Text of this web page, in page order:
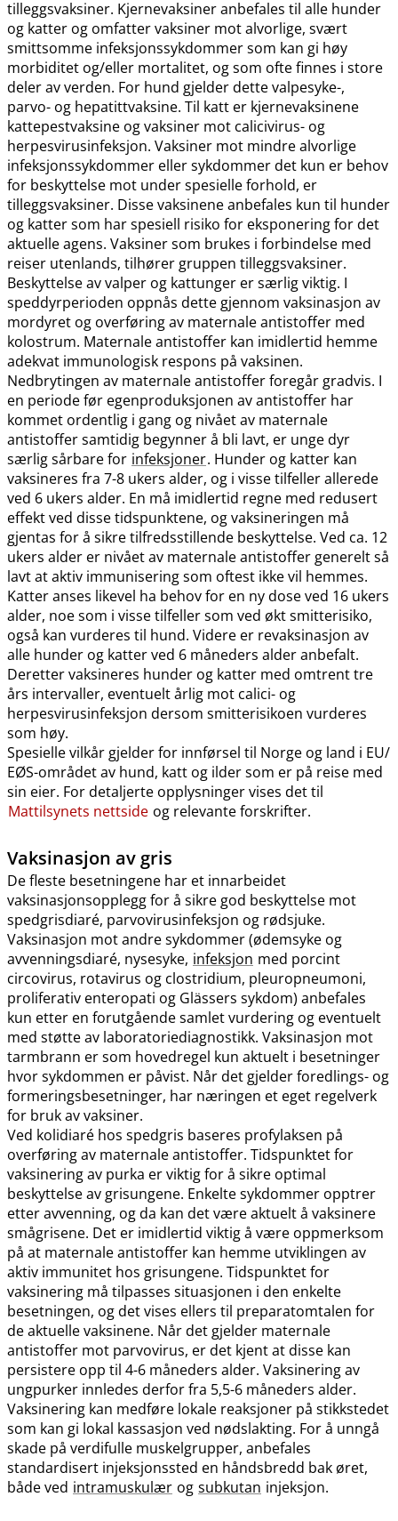
tilleggsvaksiner. Kjernevaksiner anbefales til alle hunder
og katter og omfatter vaksiner mot alvorlige, svært
smittsomme infeksjonssykdommer som kan gi høy
morbiditet og​/​eller mortalitet, og som ofte finnes i store
deler av verden. For hund gjelder dette valpesyke-,
parvo- og hepatittvaksine. Til katt er kjernevaksinene
kattepestvaksine og vaksiner mot calicivirus- og
herpesvirusinfeksjon. Vaksiner mot mindre alvorlige
infeksjonssykdommer eller sykdommer det kun er behov
for beskyttelse mot under spesielle forhold, er
tilleggsvaksiner. Disse vaksinene anbefales kun til hunder
og katter som har spesiell risiko for eksponering for det
aktuelle agens. Vaksiner som brukes i forbindelse med
reiser utenlands, tilhører gruppen tilleggsvaksiner.
Beskyttelse av valper og kattunger er særlig viktig. I
speddyrperioden oppnås dette gjennom vaksinasjon av
mordyret og overføring av maternale antistoffer med
kolostrum. Maternale antistoffer kan imidlertid hemme
adekvat immunologisk respons på vaksinen.
Nedbrytingen av maternale antistoffer foregår gradvis. I
en periode før egenproduksjonen av antistoffer har
kommet ordentlig i gang og nivået av maternale
antistoffer samtidig begynner å bli lavt, er unge dyr
særlig sårbare for infeksjoner. Hunder og katter kan
vaksineres fra 7-8 ukers alder, og i visse tilfeller allerede
ved 6 ukers alder. En må imidlertid regne med redusert
effekt ved disse tidspunktene, og vaksineringen må
gjentas for å sikre tilfredsstillende beskyttelse. Ved ca. 12
ukers alder er nivået av maternale antistoffer generelt så
lavt at aktiv immunisering som oftest ikke vil hemmes.
Katter anses likevel ha behov for en ny dose ved 16 ukers
alder, noe som i visse tilfeller som ved økt smitterisiko,
også kan vurderes til hund. Videre er revaksinasjon av
alle hunder og katter ved 6 måneders alder anbefalt.
Deretter vaksineres hunder og katter med omtrent tre
års intervaller, eventuelt årlig mot calici- og
herpesvirusinfeksjon dersom smitterisikoen vurderes
som høy.
Spesielle vilkår gjelder for innførsel til Norge og land i EU​/​
EØS-området av hund, katt og ilder som er på reise med
sin eier. For detaljerte opplysninger vises det til
Mattilsynets nettside og relevante forskrifter.
Vaksinasjon av gris
De fleste besetningene har et innarbeidet
vaksinasjonsopplegg for å sikre god beskyttelse mot
spedgrisdiaré, parvovirusinfeksjon og rødsjuke.
Vaksinasjon mot andre sykdommer (ødemsyke og
avvenningsdiaré, nysesyke, infeksjon med porcint
circovirus, rotavirus og clostridium, pleuropneumoni,
proliferativ enteropati og Glässers sykdom) anbefales
kun etter en forutgående samlet vurdering og eventuelt
med støtte av laboratoriediagnostikk. Vaksinasjon mot
tarmbrann er som hovedregel kun aktuelt i besetninger
hvor sykdommen er påvist. Når det gjelder foredlings- og
formeringsbesetninger, har næringen et eget regelverk
for bruk av vaksiner.
Ved kolidiaré hos spedgris baseres profylaksen på
overføring av maternale antistoffer. Tidspunktet for
vaksinering av purka er viktig for å sikre optimal
beskyttelse av grisungene. Enkelte sykdommer opptrer
etter avvenning, og da kan det være aktuelt å vaksinere
smågrisene. Det er imidlertid viktig å være oppmerksom
på at maternale antistoffer kan hemme utviklingen av
aktiv immunitet hos grisungene. Tidspunktet for
vaksinering må tilpasses situasjonen i den enkelte
besetningen, og det vises ellers til preparatomtalen for
de aktuelle vaksinene. Når det gjelder maternale
antistoffer mot parvovirus, er det kjent at disse kan
persistere opp til 4-6 måneders alder. Vaksinering av
ungpurker innledes derfor fra 5,5-6 måneders alder.
Vaksinering kan medføre lokale reaksjoner på stikkstedet
som kan gi lokal kassasjon ved nødslakting. For å unngå
skade på verdifulle muskelgrupper, anbefales
standardisert injeksjonssted en håndsbredd bak øret,
både ved intramuskulær og subkutan injeksjon.